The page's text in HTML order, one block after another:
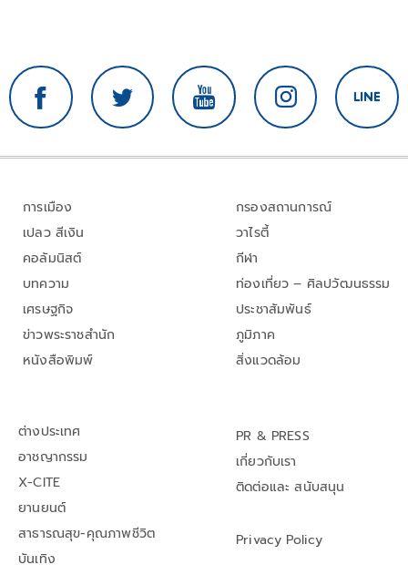
การเมือง
เปลว สีเงิน
คอลัมนิสต์
บทความ
เศรษฐกิจ
ข่าวพระราชสำนัก
หนังสือพิมพ์
กรองสถานการณ์
วาไรตี้
กีฬา
ท่องเที่ยว – ศิลปวัฒนธรรม
ประชาสัมพันธ์
ภูมิภาค
สิ่งแวดล้อม
ต่างประเทศ
อาชญากรรม
X-CITE
ยานยนต์
สาธารณสุข-คุณภาพชีวิต
บันเทิง
PR & PRESS
เกี่ยวกับเรา
ติดต่อและ สนับสนุน
Privacy Policy